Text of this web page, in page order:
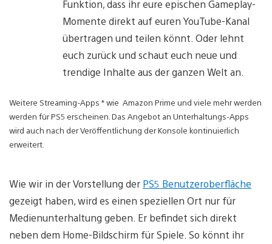
Funktion, dass ihr eure epischen Gameplay-
Momente direkt auf euren YouTube-Kanal
übertragen und teilen könnt. Oder lehnt
euch zurück und schaut euch neue und
trendige Inhalte aus der ganzen Welt an.
Weitere Streaming-Apps * wie Amazon Prime und viele mehr werden
werden für PS5 erscheinen. Das Angebot an Unterhaltungs-Apps
wird auch nach der Veröffentlichung der Konsole kontinuierlich
erweitert.
Wie wir in der Vorstellung der PS5 Benutzeroberfläche
gezeigt haben, wird es einen speziellen Ort nur für
Medienunterhaltung geben. Er befindet sich direkt
neben dem Home-Bildschirm für Spiele. So könnt ihr